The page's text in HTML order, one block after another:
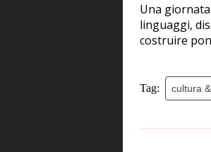
Una
linguaggi,
costruire
Tag: cultura